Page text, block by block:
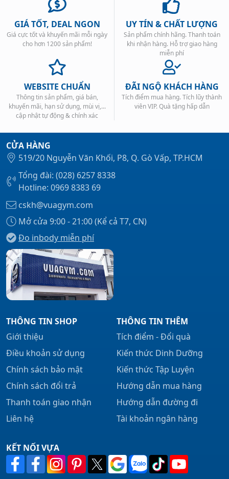
Tăng cường năng lượng và sự tập
trung
BCAA Hyper Clear tăng cường năng lượng và sự tập
trung trong quá trình tập luyện. Sản phẩm giúp cung
cấp năng lượng cho cơ bắp và tăng cường khả năng
tập trung, giúp bạn có thể tập luyện một cách hiệu
quả và duy trì động lực trong suốt quá trình tập
luyện.
Hỗ trợ quá trình phục hồi sau tập
luyện
Sản phẩm giúp hỗ trợ quá trình phục hồi cơ bắp sau
tập luyện. BCAA Hyper Clear giúp giảm sự đau nhức
cơ bắp và tăng cường quá trình phục hồi, giúp cơ thể
nhanh chóng hồi phục sau những buổi tập mệt mỏi.
GIÁ TỐT, DEAL NGON
Giá cực tốt và khuyến mãi mỗi ngày
cho hơn 1200 sản phẩm!
UY TÍN & CHẤT LƯỢNG
Sản phẩm chính hãng. Thanh toán
khi nhận hàng. Hỗ trợ giao hàng
miễn phí
WEBSITE CHUẨN
Thông tin sản phẩm, giá bán,
khuyến mãi, hạn sử dụng, mùi vị,...
cập nhật tự động & chính xác
ĐÃI NGỘ KHÁCH HÀNG
Tích điểm mua hàng. Tích lũy thành
viên VIP. Quà tặng hấp dẫn
CỬA HÀNG
519/20 Nguyễn Văn Khối, P8, Q. Gò Vấp, TP.HCM
Tổng đài: (028) 6257 8338
Hotline: 0969 8383 69
cskh@vuagym.com
Mở cửa 9:00 - 21:00 (Kể cả T7, CN)
Đo inbody miễn phí
THÔNG TIN SHOP
Giới thiệu
Điều khoản sử dụng
Chính sách bảo mật
Chính sách đổi trả
Thanh toán giao nhận
Liên hệ
THÔNG TIN THÊM
Tích điểm - Đổi quà
Kiến thức Dinh Dưỡng
Kiến thức Tập Luyện
Hướng dẫn mua hàng
Hướng dẫn đường đi
Tài khoản ngân hàng
KẾT NỐI VỰA